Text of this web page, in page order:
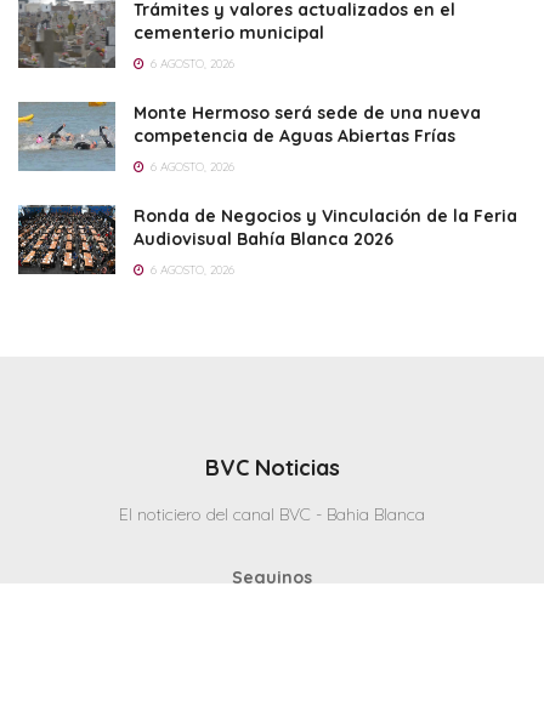
Trámites y valores actualizados en el
cementerio municipal
6 AGOSTO, 2026
Monte Hermoso será sede de una nueva
competencia de Aguas Abiertas Frías
6 AGOSTO, 2026
Ronda de Negocios y Vinculación de la Feria
Audiovisual Bahía Blanca 2026
6 AGOSTO, 2026
BVC Noticias
El noticiero del canal BVC - Bahia Blanca
Seguinos